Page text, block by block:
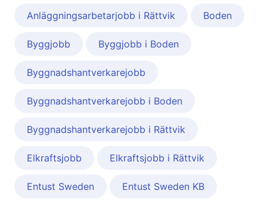
Anläggningsarbetarjobb i Rättvik Boden
Byggjobb Byggjobb i Boden
Byggnadshantverkarejobb
Byggnadshantverkarejobb i Boden
Byggnadshantverkarejobb i Rättvik
Elkraftsjobb Elkraftsjobb i Rättvik
Entust Sweden Entust Sweden KB